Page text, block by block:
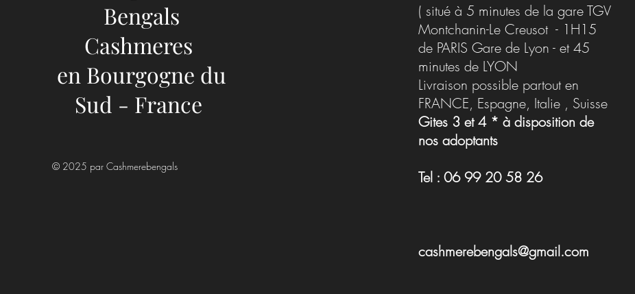
Bengals
Cashmeres
en Bourgogne du
Sud - France
© 2025 par Cashmerebengals
( situé à 5 minutes de la gare TGV
Montchanin-Le Creusot - 1H15
de PARIS Gare de Lyon - et 45
minutes de LYON
Livraison possible partout en
FRANCE, Espagne, Italie , Suisse
Gites 3 et 4 * à disposition de
nos adoptants
Tel : 06 99 20 58 26
cashmerebengals@gmail.com